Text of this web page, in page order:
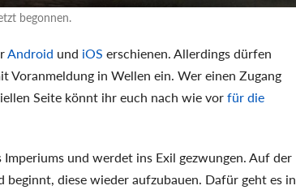
begonnen.
Android und iOS erschienen. Allerdings dürfen
Voranmeldung in Wellen ein. Wer einen Zugang
Seite könnt ihr euch nach wie vorfür die
und werdet ins Exil gezwungen. Auf der
diese wieder aufzubauen. Dafür geht es in